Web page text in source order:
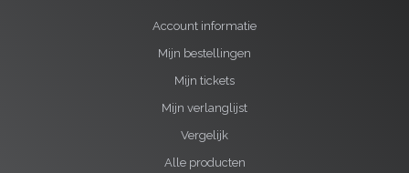
Account informatie
Mijn bestellingen
Mijn tickets
Mijn verlanglijst
Vergelijk
Alle producten